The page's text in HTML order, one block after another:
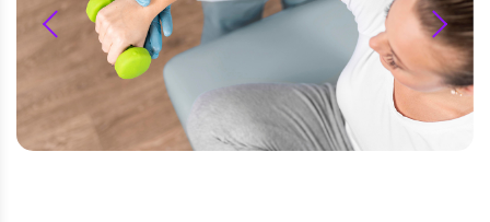
prev next